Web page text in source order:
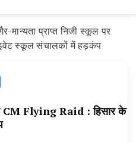
की ताजा खबरें
Today, Latest News
News, Hansi News
News Live, Haryana ki
Crime News Today,
in Haryana, Weather Alert
मान्यता प्राप्त निजी स्कूल पर
स्कूल संचालकों में हड़कंप
CM Flying Raid : हिसार के